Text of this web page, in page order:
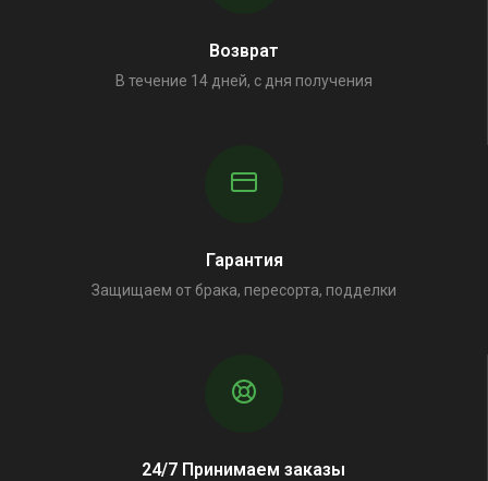
Возврат
В течение 14 дней, с дня получения
Гарантия
Защищаем от брака, пересорта, подделки
24/7 Принимаем заказы